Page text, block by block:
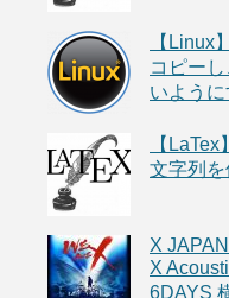
【Linux
コピー
いよう
【
文字列を
X
X
6DAYS